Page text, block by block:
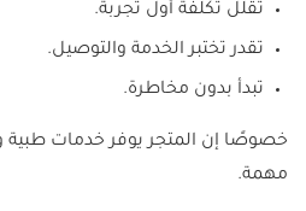
تقلل تكلفة أول تجربة.
تقدر تختبر الخدمة والتوصيل.
تبدأ بدون مخاطرة.
خصوصًا إن المتجر يوفر خدمات طبية
مهمة.